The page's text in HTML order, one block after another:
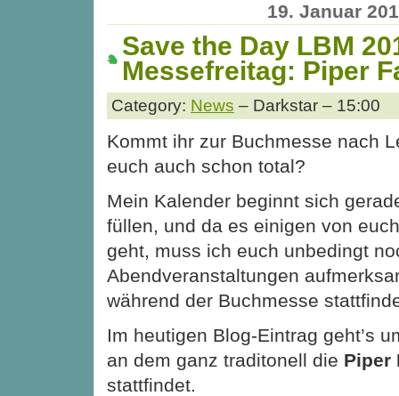
19. Januar
Save the Day LBM
Messefreitag: Piper
Category: News – Darkstar – 15:00
Kommt ihr zur Buchmesse nach
euch auch schon total?
Mein Kalender beginnt sich
füllen, und da es einigen von
geht, muss ich euch unbedingt
Abendveranstaltungen
während der Buchmesse
Im heutigen Blog-Eintrag geht’s
an dem ganz traditonell die Piper
stattfindet.